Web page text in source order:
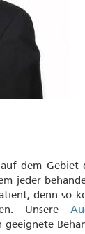
dem Gebiet
jeder
denn so
Unsere